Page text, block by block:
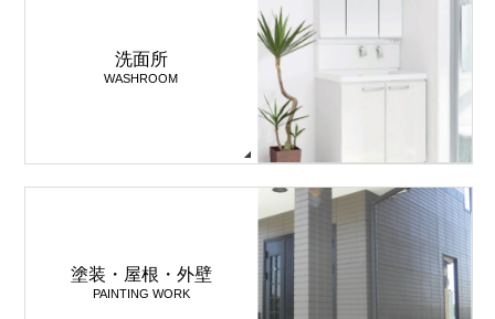
洗面所
WASHROOM
塗装・屋根・外壁
PAINTING WORK